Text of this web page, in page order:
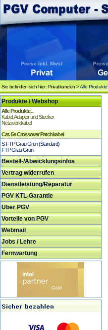
Sie befinden sich hier: Privatkunden >Alle Produkte
Produkte / Webshop
Alle Produkte...
Kabel, Adapter und Stecker
Netzwerkkabel
Cat. 5e Crossover Patchkabel
S-FTP Grau Grün (Standard)
FTP Grau Grün
Bestell-/Abwicklungsinfos
Vertrag widerrufen
Dienstleistung/Reparatur
PGV KTL-Garantie
Über PGV
Vorteile von PGV
Webmail
Jobs / Lehre
Fernwartung